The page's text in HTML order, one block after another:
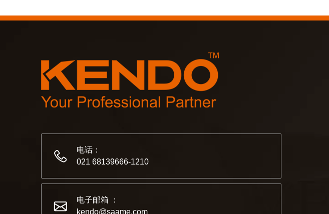
电话：
021 68139666-1210
电子邮箱 ：
kendo@saame.com